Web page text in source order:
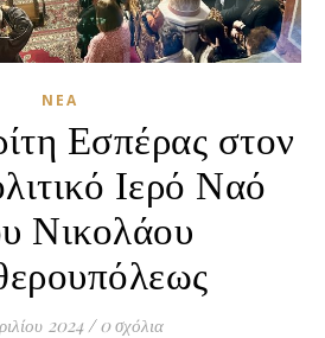
ΝΈΑ
Εσπέρας στον
Ιερό Ναό
Νικολάου
2024 / 0 σχόλια